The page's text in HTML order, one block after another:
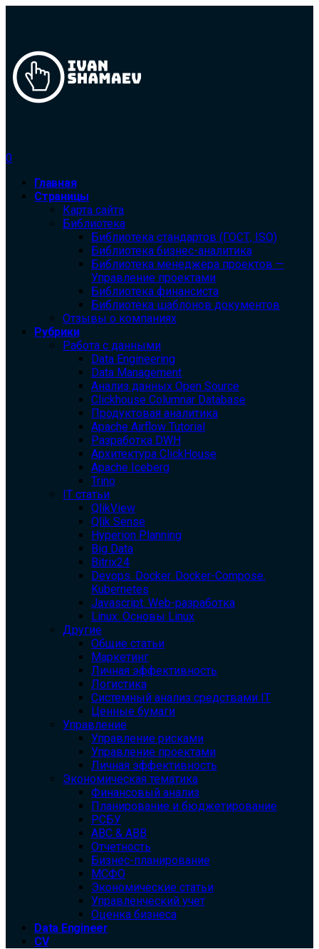
0
Главная
Страницы
Карта сайта
Библиотека
Библиотека cтандартов (ГОСТ, ISO)
Библиотека бизнес-аналитика
Библиотека менеджера проектов —
Управление проектами
Библиотека финансиста
Библиотека шаблонов документов
Отзывы о компаниях
Рубрики
Работа с данными
Data Engineering
Data Management
Анализ данных Open Source
Clickhouse Columnar Database
Продуктовая аналитика
Apache Airflow Tutorial
Разработка DWH
Архитектура ClickHouse
Apache Iceberg
Trino
IT статьи
QlikView
Qlik Sense
Hyperion Planning
Big Data
Bitrix24
Devops. Docker. Docker-Compose.
Kubernetes
Javascript. Web-разработка
Linux. Основы Linux
Другие
Общие статьи
Маркетинг
Личная эффективность
Логистика
Системный анализ средствами IT
Ценные бумаги
Управление
Управление рисками
Управление проектами
Личная эффективность
Экономическая тематика
Финансовый анализ
Планирование и бюджетирование
РСБУ
ABC & ABB
Отчетность
Бизнес-планирование
МСФО
Экономические статьи
Управленческий учет
Оценка бизнеса
Data Engineer
CV